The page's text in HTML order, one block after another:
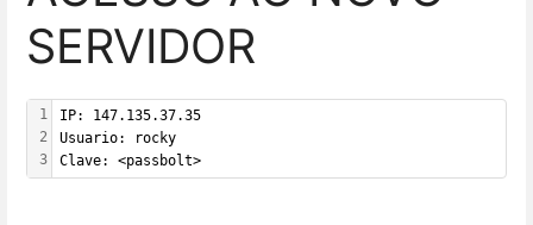
SERVIDOR
1
2
3
IP: 147.135.37.35
Usuario: rocky
Clave: <passbolt>